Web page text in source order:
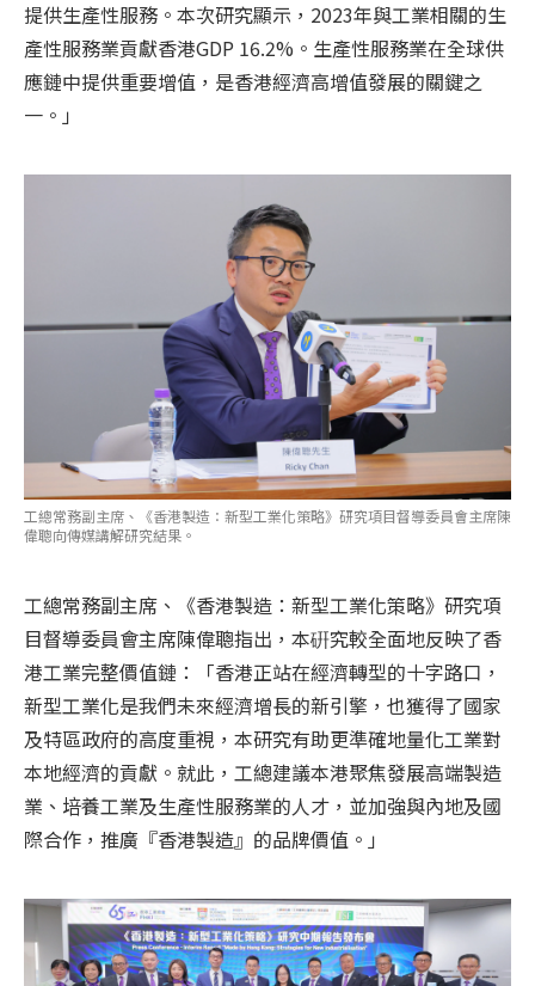
提供生產性服務。本次研究顯示，2023年與工業相關的生
產性服務業貢獻香港GDP 16.2%。生產性服務業在全球供
應鏈中提供重要增值，是香港經濟高增值發展的關鍵之
一。」
工總常務副主席、《香港製造：新型工業化策略》研究項目督導委員會主席陳
偉聰向傳媒講解研究結果。
工總常務副主席、《香港製造：新型工業化策略》研究項
目督導委員會主席陳偉聰指出，本硏究較全面地反映了香
港工業完整價值鏈：「香港正站在經濟轉型的十字路口，
新型工業化是我們未來經濟增長的新引擎，也獲得了國家
及特區政府的高度重視，本研究有助更準確地量化工業對
本地經濟的貢獻。就此，工總建議本港聚焦發展高端製造
業、培養工業及生產性服務業的人才，並加強與內地及國
際合作，推廣『香港製造』的品牌價值。」